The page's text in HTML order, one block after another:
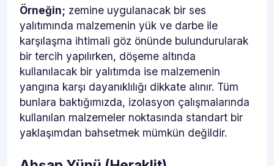
Örneğin; zemine uygulanacak bir ses
yalıtımında malzemenin yük ve darbe ile
karşılaşma ihtimali göz önünde bulundurularak
bir tercih yapılırken, döşeme altında
kullanılacak bir yalıtımda ise malzemenin
yangına karşı dayanıklılığı dikkate alınır. Tüm
bunlara baktığımızda, izolasyon çalışmalarında
kullanılan malzemeler noktasında standart bir
yaklaşımdan bahsetmek mümkün değildir.